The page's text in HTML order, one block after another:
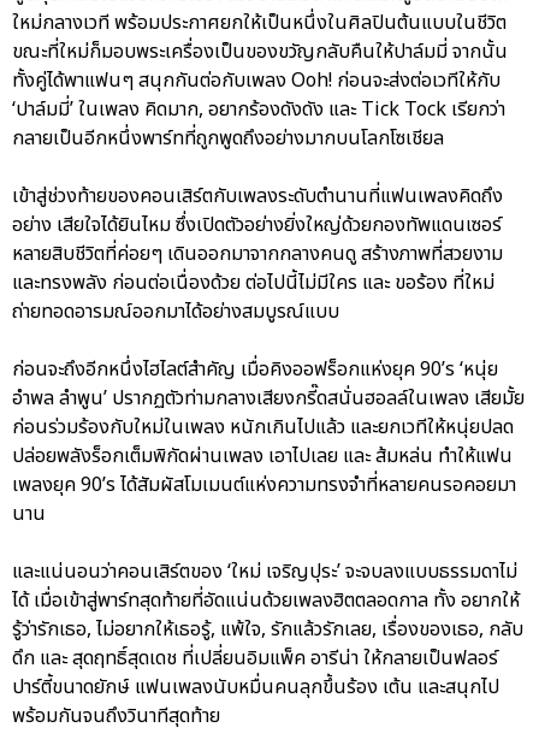
ใหม่กลางเวที พร้อมประกาศยกให้เป็นหนึ่งในศิลปินต้นแบบในชีวิต
ขณะที่ใหม่ก็มอบพระเครื่องเป็นของขวัญกลับคืนให้ปาล์มมี่ จากนั้น
ทั้งคู่ได้พาแฟนๆ สนุกกันต่อกับเพลง Ooh! ก่อนจะส่งต่อเวทีให้กับ
‘ปาล์มมี่’ ในเพลง คิดมาก, อยากร้องดังดัง และ Tick Tock เรียกว่า
กลายเป็นอีกหนึ่งพาร์ทที่ถูกพูดถึงอย่างมากบนโลกโซเชียล
เข้าสู่ช่วงท้ายของคอนเสิร์ตกับเพลงระดับตำนานที่แฟนเพลงคิดถึง
อย่าง เสียใจได้ยินไหม ซึ่งเปิดตัวอย่างยิ่งใหญ่ด้วยกองทัพแดนเซอร์
หลายสิบชีวิตที่ค่อยๆ เดินออกมาจากกลางคนดู สร้างภาพที่สวยงาม
และทรงพลัง ก่อนต่อเนื่องด้วย ต่อไปนี้ไม่มีใคร และ ขอร้อง ที่ใหม่
ถ่ายทอดอารมณ์ออกมาได้อย่างสมบูรณ์แบบ
ก่อนจะถึงอีกหนึ่งไฮไลต์สำคัญ เมื่อคิงออฟร็อกแห่งยุค 90’s ‘หนุ่ย
อำพล ลำพูน’ ปรากฏตัวท่ามกลางเสียงกรี๊ดสนั่นฮอลล์ในเพลง เสียมั้ย
ก่อนร่วมร้องกับใหม่ในเพลง หนักเกินไปแล้ว และยกเวทีให้หนุ่ยปลด
ปล่อยพลังร็อกเต็มพิกัดผ่านเพลง เอาไปเลย และ ส้มหล่น ทำให้แฟน
เพลงยุค 90’s ได้สัมผัสโมเมนต์แห่งความทรงจำที่หลายคนรอคอยมา
นาน
และแน่นอนว่าคอนเสิร์ตของ ‘ใหม่ เจริญปุระ’ จะจบลงแบบธรรมดาไม่
ได้ เมื่อเข้าสู่พาร์ทสุดท้ายที่อัดแน่นด้วยเพลงฮิตตลอดกาล ทั้ง อยากให้
รู้ว่ารักเธอ, ไม่อยากให้เธอรู้, แพ้ใจ, รักแล้วรักเลย, เรื่องของเธอ, กลับ
ดึก และ สุดฤทธิ์สุดเดช ที่เปลี่ยนอิมแพ็ค อารีน่า ให้กลายเป็นฟลอร์
ปาร์ตี้ขนาดยักษ์ แฟนเพลงนับหมื่นคนลุกขึ้นร้อง เต้น และสนุกไป
พร้อมกันจนถึงวินาทีสุดท้าย